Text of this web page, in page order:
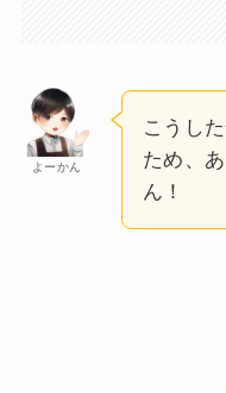
よーかん
こうし
ため、
ん！